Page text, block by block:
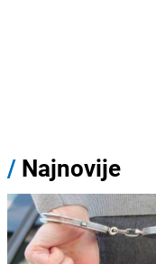
/ Najnovije